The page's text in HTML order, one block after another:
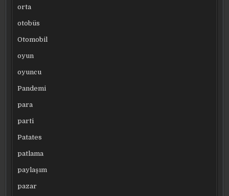
orta
otobüs
Otomobil
oyun
oyuncu
Pandemi
para
parti
Patates
patlama
paylaşım
pazar